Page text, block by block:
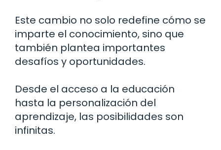
Este cambio no solo redefine cómo se
imparte el conocimiento, sino que
también plantea importantes
desafíos y oportunidades.
Desde el acceso a la educación
hasta la personalización del
aprendizaje, las posibilidades son
infinitas.